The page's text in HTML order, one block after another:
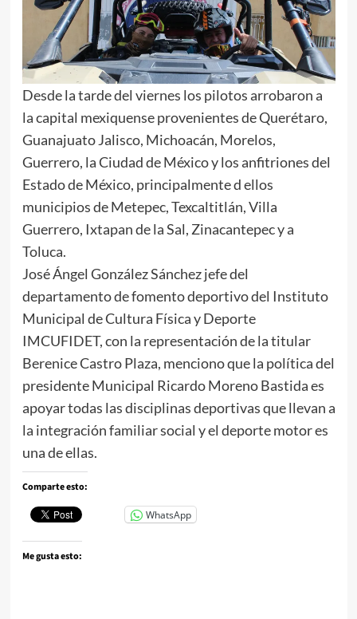
Desde la tarde del viernes los pilotos arrobaron a
la capital mexiquense provenientes de Querétaro,
Guanajuato Jalisco, Michoacán, Morelos,
Guerrero, la Ciudad de México y los anfitriones del
Estado de México, principalmente d ellos
municipios de Metepec, Texcaltitlán, Villa
Guerrero, Ixtapan de la Sal, Zinacantepec y a
Toluca.
José Ángel González Sánchez jefe del
departamento de fomento deportivo del Instituto
Municipal de Cultura Física y Deporte
IMCUFIDET, con la representación de la titular
Berenice Castro Plaza, menciono que la política del
presidente Municipal Ricardo Moreno Bastida es
apoyar todas las disciplinas deportivas que llevan a
la integración familiar social y el deporte motor es
una de ellas.
Comparte esto:
WhatsApp
Me gusta esto: